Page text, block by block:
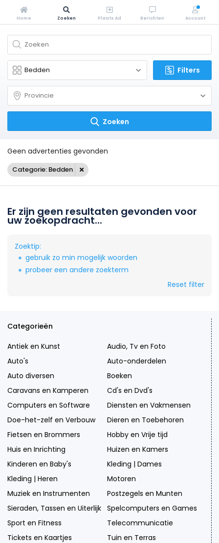
Filters
Zoeken
Geen advertenties gevonden
Categorie: Bedden
Er zijn geen resultaten gevonden voor
uw zoekopdracht...
Zoektip:
gebruik zo min mogelijk woorden
probeer een andere zoekterm
Reset filter
Categorieën
Antiek en Kunst
Audio, Tv en Foto
Auto's
Auto-onderdelen
Auto diversen
Boeken
Caravans en Kamperen
Cd's en Dvd's
Computers en Software
Diensten en Vakmensen
Doe-het-zelf en Verbouw
Dieren en Toebehoren
Fietsen en Brommers
Hobby en Vrije tijd
Huis en Inrichting
Huizen en Kamers
Kinderen en Baby's
Kleding | Dames
Kleding | Heren
Motoren
Muziek en Instrumenten
Postzegels en Munten
Sieraden, Tassen en Uiterlijk Spelcomputers en Games
Sport en Fitness
Telecommunicatie
Tickets en Kaartjes
Tuin en Terras
Home Zoeken Plaats Ad Berichten Account